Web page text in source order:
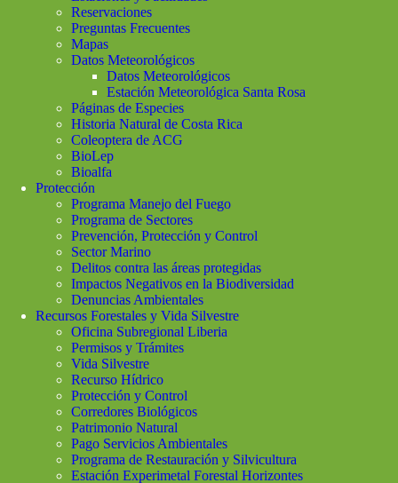
Reservaciones
Preguntas Frecuentes
Mapas
Datos Meteorológicos
Datos Meteorológicos
Estación Meteorológica Santa Rosa
Páginas de Especies
Historia Natural de Costa Rica
Coleoptera de ACG
BioLep
Bioalfa
Protección
Programa Manejo del Fuego
Programa de Sectores
Prevención, Protección y Control
Sector Marino
Delitos contra las áreas protegidas
Impactos Negativos en la Biodiversidad
Denuncias Ambientales
Recursos Forestales y Vida Silvestre
Oficina Subregional Liberia
Permisos y Trámites
Vida Silvestre
Recurso Hídrico
Protección y Control
Corredores Biológicos
Patrimonio Natural
Pago Servicios Ambientales
Programa de Restauración y Silvicultura
Estación Experimetal Forestal Horizontes